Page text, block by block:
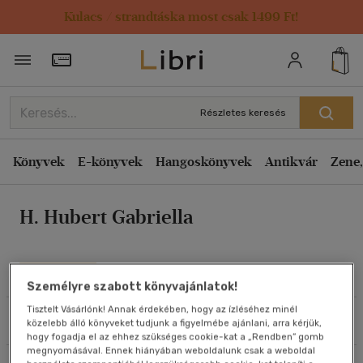
Kulacs / strandtáska most csak 1499 Ft!
Törzsvásárlói Kártya adatai
Részletes keresés
Könyvek E-könyvek Hangoskönyvek Antikvár
H. Hubert Gabriella
Művei
Szűrés Rendezés
Rendezés
Kiadás éve szerint csökkenő
Ár szerint csökkenő
Eladott darabszám szerint csökkenő
Cím szerint A-Z
Szerző szerint A-Z
Megjelenítés
Személyre szabott könyvajánlatok!
Tisztelt Vásárlónk! Annak érdekében, hogy az ízléséhez minél
közelebb álló könyveket tudjunk a figyelmébe ajánlani, arra kérjük,
hogy fogadja el az ehhez szükséges cookie-kat a „Rendben” gomb
megnyomásával. Ennek hiányában weboldalunk csak a weboldal